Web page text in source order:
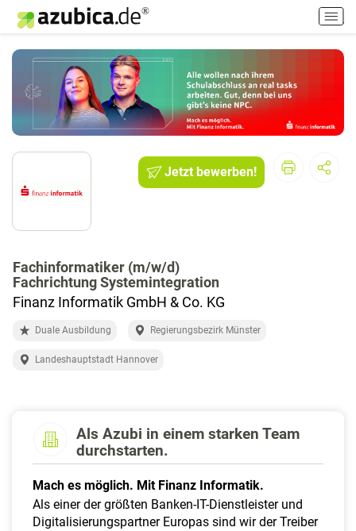
H
a
u
n
e
Jetzt bewerben!
Fachinformatiker (m/w/d)
Fachrichtung Systemintegration
Finanz Informatik GmbH & Co. KG
Duale Ausbildung Regierungsbezirk Münster
Landeshauptstadt Hannover
Als Azubi in einem starken Team
durchstarten.
Mach es möglich. Mit Finanz Informatik.
Als einer der größten Banken-IT-Dienstleister und
Digitalisierungspartner Europas sind wir der Treiber